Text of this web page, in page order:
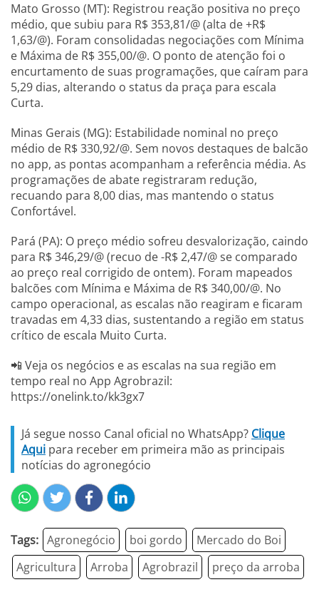
Mato Grosso (MT): Registrou reação positiva no preço
médio, que subiu para R$ 353,81/@ (alta de +R$
1,63/@). Foram consolidadas negociações com Mínima
e Máxima de R$ 355,00/@. O ponto de atenção foi o
encurtamento de suas programações, que caíram para
5,29 dias, alterando o status da praça para escala
Curta.
Minas Gerais (MG): Estabilidade nominal no preço
médio de R$ 330,92/@. Sem novos destaques de balcão
no app, as pontas acompanham a referência média. As
programações de abate registraram redução,
recuando para 8,00 dias, mas mantendo o status
Confortável.
Pará (PA): O preço médio sofreu desvalorização, caindo
para R$ 346,29/@ (recuo de -R$ 2,47/@ se comparado
ao preço real corrigido de ontem). Foram mapeados
balcões com Mínima e Máxima de R$ 340,00/@. No
campo operacional, as escalas não reagiram e ficaram
travadas em 4,33 dias, sustentando a região em status
crítico de escala Muito Curta.
📲 Veja os negócios e as escalas na sua região em
tempo real no App Agrobrazil:
https://onelink.to/kk3gx7
Já segue nosso Canal oficial no WhatsApp? Clique
Aqui para receber em primeira mão as principais
notícias do agronegócio
Tags: Agronegócio boi gordo
Mercado do Boi
Agricultura
Arroba Agrobrazil preço da arroba